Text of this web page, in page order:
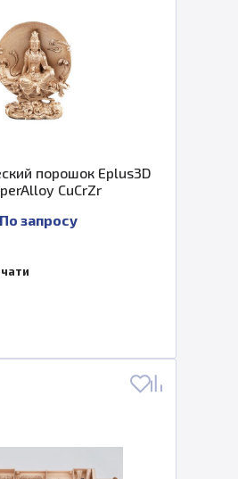
порошок Eplus3D
CuCrZr
По запросу